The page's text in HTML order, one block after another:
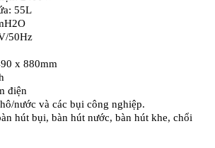
55L
50Hz
x 880mm
điện
nước và các bụi công nghiệp.
hút bụi, bàn hút nước, bàn hút khe, chổi